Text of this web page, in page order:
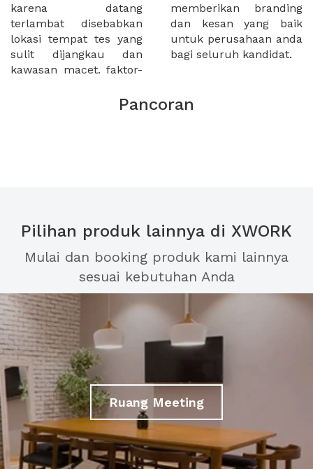
karena datang
terlambat disebabkan
lokasi tempat tes yang
sulit dijangkau dan
kawasan macet. faktor-
memberikan branding
dan kesan yang baik
untuk perusahaan anda
bagi seluruh kandidat.
Pancoran
Pilihan produk lainnya di XWORK
Mulai dan booking produk kami lainnya
sesuai kebutuhan Anda
Ruang Meeting